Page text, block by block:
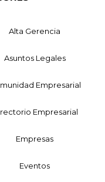
Alta Gerencia
Asuntos Legales
Empresarial
Empresarial
Empresas
Eventos